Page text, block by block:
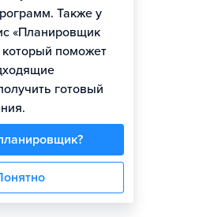
Также у
«Планировщик
который поможет
готовый